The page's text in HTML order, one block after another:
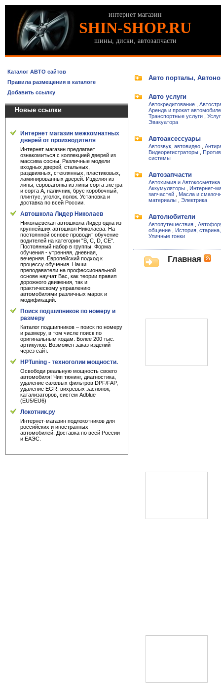
интернет магазин
SHIN-SHOP.RU
шины, диски, автозапчасти
Каталог АВТО сайтов
Правила размещения в каталоге
Добавить ссылку
Новые ссылки
Интернет магазин межкомнатных
дверей от производителя
Интернет магазин предлагает
ознакомиться с коллекцией дверей из
массива сосны. Различные модели
входных дверей, стальных,
раздвижных, стеклянных, пластиковых,
ламинированных дверей. Изделия из
липы, евровагонка из липы сорта экстра
и сорта А, наличник, брус коробочный,
плинтус, уголок, полок. Установка и
доставка по всей России.
Автошкола Лидер Николаев
Николаевская автошкола Лидер одна из
крупнейших автошкол Николаева. На
постоянной основе проводит обучение
водителей на категории "B, C, D, CE".
Постоянный набор в группы. Форма
обучения - утренняя, дневная,
вечерняя. Европейский подход к
процессу обучения. Наши
преподаватели на профессиональной
основе научат Вас, как теории правил
дорожного движения, так и
практическому управлению
автомобилями различных марок и
модификаций.
Поиск подшипников по номеру и
размеру
Каталог подшипников – поиск по номеру
и размеру, в том числе поиск по
оригинальным кодам. Более 200 тыс.
артикулов. Возможен заказ изделий
через сайт.
HPTuning - техноголии мощности.
Освободи реальную мощность своего
автомобиля! Чип тюнинг, диагностика,
удаление сажевых фильтров DPF/FAP,
удаление EGR, вихревых заслонок,
катализаторов, систем Adblue
(EU5/EU6)
Локотник.ру
Интернет-магазин подлокотников для
российских и иностранных
автомобилей. Доставка по всей России
и ЕАЭС.
Авто порталы,
Авто услуги
Автокредитование
Аренда и прокат
Транспортные услуги
Эвакуатора
Автоаксессуары
Автозвук, автовидео
Видеорегистраторы
системы
Автозапчасти
Автохимия и Автокосметика
Аккумуляторы
Интернет-
запчастей
Масла и
материалы
Электрика
Автолюбители
Автопутешествия
общение
История,
Уличные гонки
Главная